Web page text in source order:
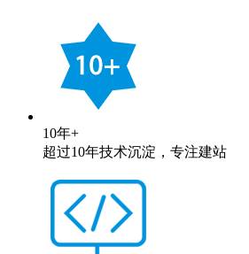
10年+
超过10年技术沉淀，专注建站